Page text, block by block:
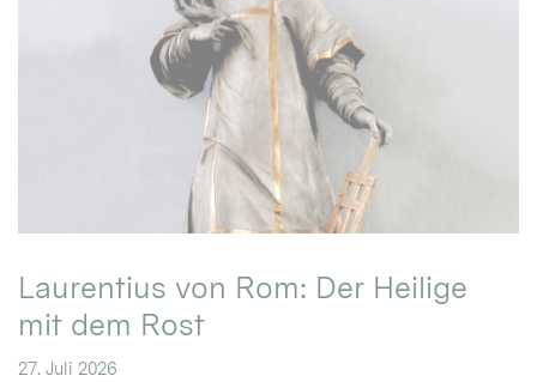
Laurentius von Rom: Der Heilige
mit dem Rost
27. Juli 2026